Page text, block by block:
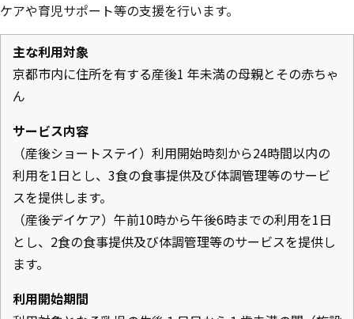
ケアや育児サポート等の支援を行います。
主な利用対象
京都市内に住所を有する産後1 年未満の母親とその赤ちゃ
ん
サービス内容
（産後ショートステイ）利用開始時刻から24時間以内の
利用を1日とし、3食の食事提供及び体調管理等のサービ
スを提供します。
（産後デイケア）午前10時から午後6時までの利用を1日
とし、2食の食事提供及び体調管理等のサービスを提供し
ます。
利用開始期間